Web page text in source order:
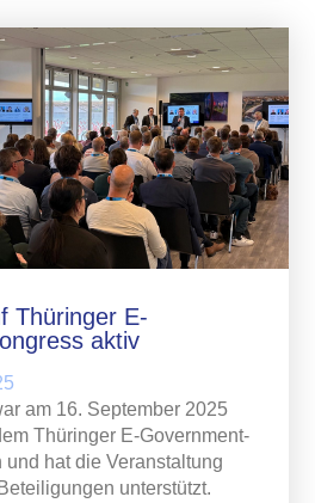
Thüringer E-
aktiv
am 16. September 2025
Thüringer E-Government-
und hat die Veranstaltung
unterstützt.